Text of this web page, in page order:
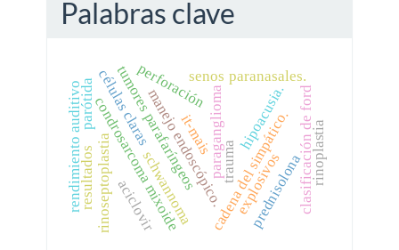
Palabras clave
schwannoma
paraganglioma
tumores parafaríngeoscadena del simpático.
manejo endoscópico.
condrosarcoma mixoide
senos paranasales.
perforación
traumaexplosivos
hipoacusia.clasificación de ford
prednisolona
aciclovir
células claras
parótida
rinoseptoplastia
rendimiento auditivo it-mais rinoplastia
resultados